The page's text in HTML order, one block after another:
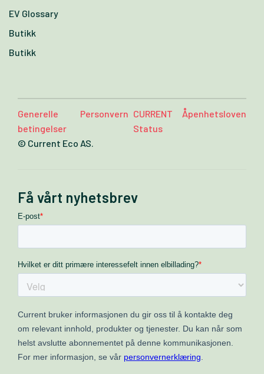
EV Glossary
Butikk
Butikk
Generelle
betingelser
Personvern CURRENT
Status
Åpenhetsloven
© Current Eco AS.
Få vårt nyhetsbrev